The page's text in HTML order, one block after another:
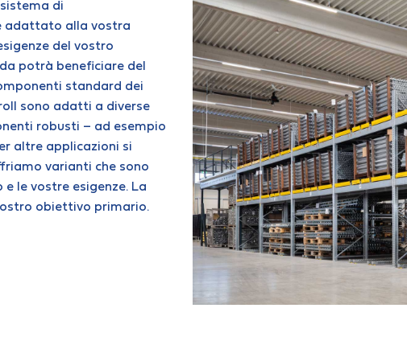
di
adattato alla vostra
del vostro
potrà beneficiare del
standard dei
sono adatti a diverse
robusti – ad esempio
altre applicazioni si
varianti che sono
le vostre esigenze. La
obiettivo primario.